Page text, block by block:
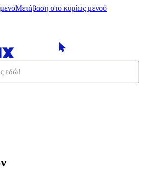
Μετάβαση στο κυρίως μενού